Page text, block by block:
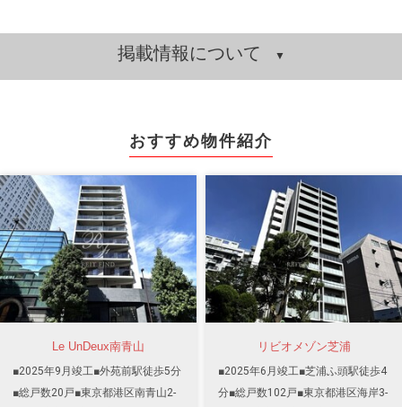
掲載情報について
おすすめ物件紹介
Le UnDeux南青山
■2025年9月竣工■外苑前駅徒歩5分
■総戸数20戸■東京都港区南青山2-
リビオメゾン芝浦
■2025年6月竣工■芝浦ふ頭駅徒歩4
分■総戸数102戸■東京都港区海岸3-